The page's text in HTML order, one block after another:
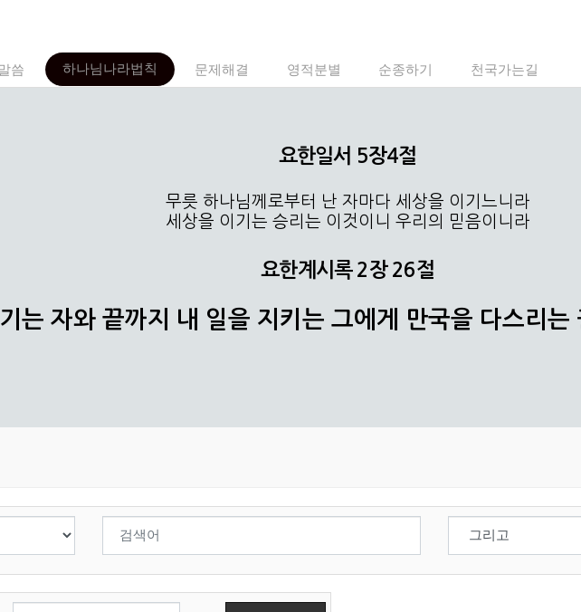
씀 하나님나라법칙 문제해결 영적분별 순종하기 천국가는길
요한일서 5장4절
무릇 하나님께로부터 난 자마다 세상을 이기느니라
세상을 이기는 승리는 이것이니 우리의 믿음이니라
요한계시록 2장 26절
는 자와 끝까지 내 일을 지키는 그에게 만국을 다스리는